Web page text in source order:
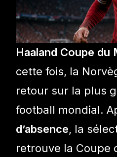
Haaland Coupe du
cette fois, la
retour sur la plus
football mondial.
d’absence, la
retrouve la Coupe